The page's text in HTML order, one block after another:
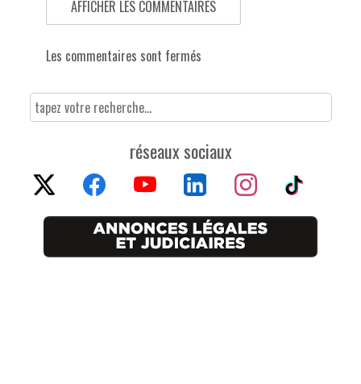
AFFICHER LES COMMENTAIRES
Les commentaires sont fermés
réseaux sociaux